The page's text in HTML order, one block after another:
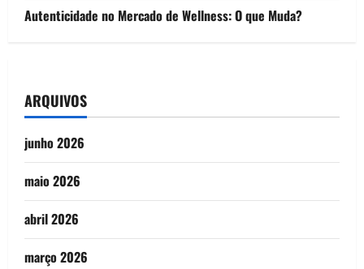
Autenticidade no Mercado de Wellness: O que Muda?
ARQUIVOS
junho 2026
maio 2026
abril 2026
março 2026